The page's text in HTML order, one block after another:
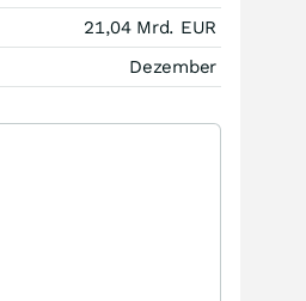
21,04 Mrd. EUR
Dezember